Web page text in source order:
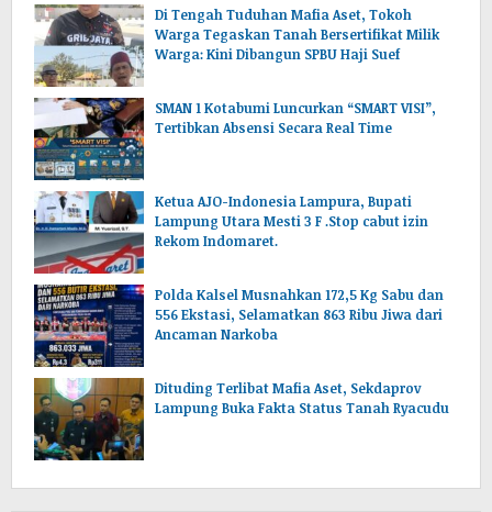
Di Tengah Tuduhan Mafia Aset, Tokoh
Warga Tegaskan Tanah Bersertifikat Milik
Warga: Kini Dibangun SPBU Haji Suef
SMAN 1 Kotabumi Luncurkan “SMART VISI”,
Tertibkan Absensi Secara Real Time
Ketua AJO-Indonesia Lampura, Bupati
Lampung Utara Mesti 3 F .Stop cabut izin
Rekom Indomaret.
Polda Kalsel Musnahkan 172,5 Kg Sabu dan
556 Ekstasi, Selamatkan 863 Ribu Jiwa dari
Ancaman Narkoba
Dituding Terlibat Mafia Aset, Sekdaprov
Lampung Buka Fakta Status Tanah Ryacudu